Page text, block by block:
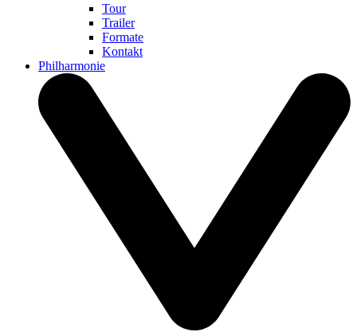
Tour
Trailer
Formate
Kontakt
Philharmonie